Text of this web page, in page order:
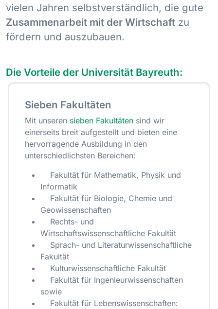
vielen Jahren selbstverständlich, die gute
Zusammenarbeit mit der Wirtschaft zu
fördern und auszubauen.
Die Vorteile der Universität Bayreuth:
Sieben Fakultäten
Mit unseren sieben Fakultäten sind wir
einerseits breit aufgestellt und bieten eine
hervorragende Ausbildung in den
unterschiedlichsten Bereichen:
Fakultät für Mathematik, Physik und
Informatik
Fakultät für Biologie, Chemie und
Geowissenschaften
Rechts- und
Wirtschaftswissenschaftliche Fakultät
Sprach- und Literaturwissenschaftliche
Fakultät
Kulturwissenschaftliche Fakultät
Fakultät für Ingenieurwissenschaften
sowie
Fakultät für Lebenswissenschaften: